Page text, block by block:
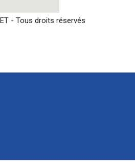
- Tous droits réservés